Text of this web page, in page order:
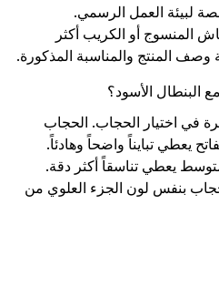
لبيئة العمل الرسمي.
المنسوج أو الكريب أكثر
المنتج والمناسبة المذكورة.
البنطال الأسود؟
في اختيار الحجاب. الحجاب
يعطي تبايناً واضحاً وهادئاً.
يعطي تناسقاً أكثر دقة.
بنفس لون الجزء العلوي من